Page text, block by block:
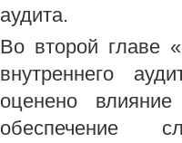
аудита.
Во второй главе
внутреннего
оценено
обеспечение